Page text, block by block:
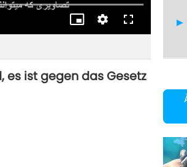
Bild-
im-
QualitätVollbild
es ist gegen das Gesetz
6
7